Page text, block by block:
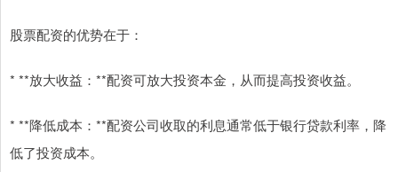
股票配资的优势在于：
* **放大收益：**配资可放大投资本金，从而提高投资收益。
* **降低成本：**配资公司收取的利息通常低于银行贷款利率，降
低了投资成本。